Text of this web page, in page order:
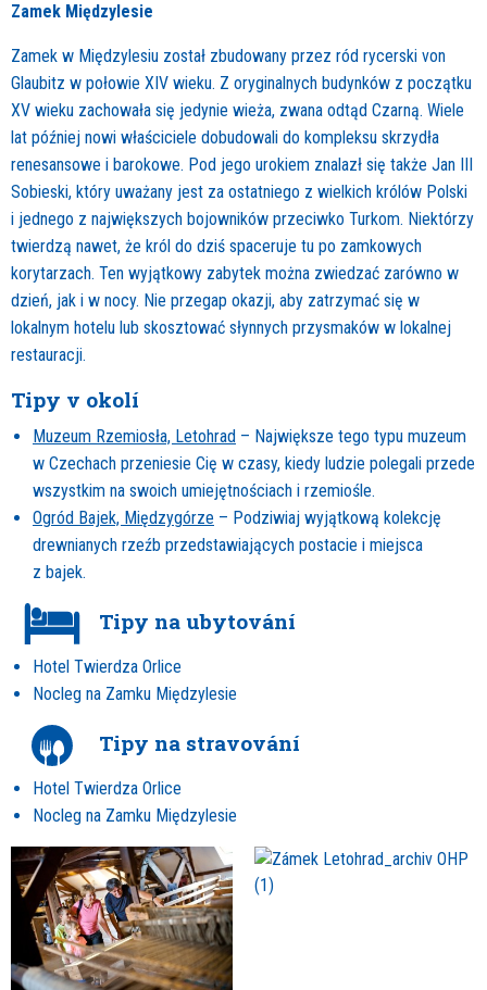
Zamek Międzylesie
Zamek w Międzylesiu został zbudowany przez ród rycerski von
Glaubitz w połowie XIV wieku. Z oryginalnych budynków z początku
XV wieku zachowała się jedynie wieża, zwana odtąd Czarną. Wiele
lat później nowi właściciele dobudowali do kompleksu skrzydła
renesansowe i barokowe. Pod jego urokiem znalazł się także Jan III
Sobieski, który uważany jest za ostatniego z wielkich królów Polski
i jednego z największych bojowników przeciwko Turkom. Niektórzy
twierdzą nawet, że król do dziś spaceruje tu po zamkowych
korytarzach. Ten wyjątkowy zabytek można zwiedzać zarówno w
dzień, jak i w nocy. Nie przegap okazji, aby zatrzymać się w
lokalnym hotelu lub skosztować słynnych przysmaków w lokalnej
restauracji.
Tipy v okolí
Muzeum Rzemiosła, Letohrad – Największe tego typu muzeum
w Czechach przeniesie Cię w czasy, kiedy ludzie polegali przede
wszystkim na swoich umiejętnościach i rzemiośle.
Ogród Bajek, Międzygórze – Podziwiaj wyjątkową kolekcję
drewnianych rzeźb przedstawiających postacie i miejsca
z bajek.
Tipy na ubytování
Hotel Twierdza Orlice
Nocleg na Zamku Międzylesie
Tipy na stravování
Hotel Twierdza Orlice
Nocleg na Zamku Międzylesie